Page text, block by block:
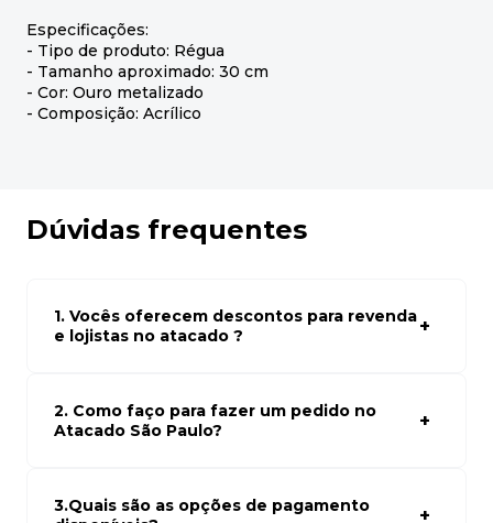
Especificações:
- Tipo de produto: Régua
- Tamanho aproximado: 30 cm
- Cor: Ouro metalizado
- Composição: Acrílico
Dúvidas frequentes
1. Vocês oferecem descontos para revenda
e lojistas no atacado ?
atacado empresas e compre com os melhores preços
para seu modelo de negócio
2. Como faço para fazer um pedido no
Atacado São Paulo?
carrinho. Em seguida, siga as instruções para finalizar a
3.Quais são as opções de pagamento